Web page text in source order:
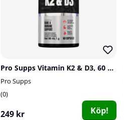
Pro Supps Vitamin K2 & D3, 60 caps
Pro Supps
0
249 kr Köp!